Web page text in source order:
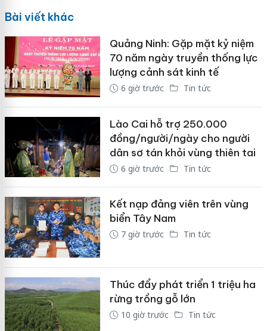
Bài viết khác
Quảng Ninh: Gặp mặt kỷ niệm
70 năm ngày truyền thống lực
lượng cảnh sát kinh tế
6 giờ trước Tin tức
Lào Cai hỗ trợ 250.000
đồng/người/ngày cho người
dân sơ tán khỏi vùng thiên tai
6 giờ trước Tin tức
Kết nạp đảng viên trên vùng
biển Tây Nam
7 giờ trước Tin tức
Thúc đẩy phát triển 1 triệu ha
rừng trồng gỗ lớn
10 giờ trước Tin tức